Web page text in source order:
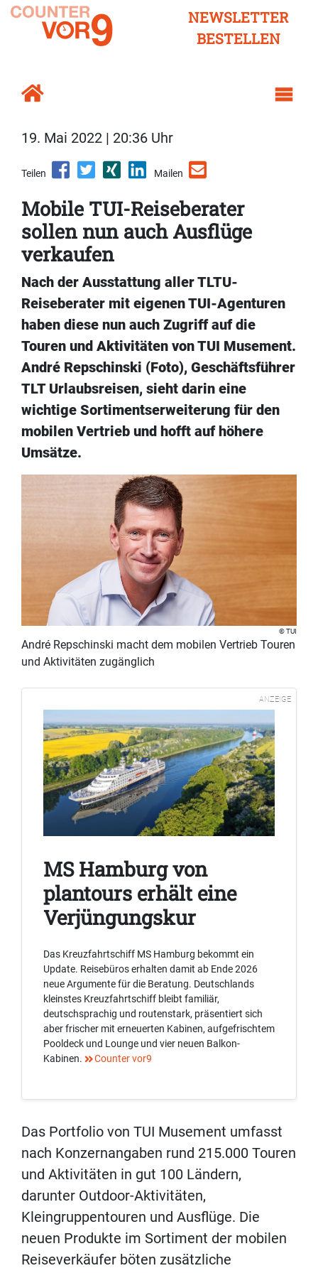
NEWSLETTER
BESTELLEN
19. Mai 2022 | 20:36 Uhr
Teilen Mailen
Mobile TUI-Reiseberater
sollen nun auch Ausflüge
verkaufen
Nach der Ausstattung aller TLTU-
Reiseberater mit eigenen TUI-Agenturen
haben diese nun auch Zugriff auf die
Touren und Aktivitäten von TUI Musement.
André Repschinski (Foto), Geschäftsführer
TLT Urlaubsreisen, sieht darin eine
wichtige Sortimentserweiterung für den
mobilen Vertrieb und hofft auf höhere
Umsätze.
TUI
André Repschinski macht dem mobilen Vertrieb Touren
und Aktivitäten zugänglich
ANZEIGE
MS Hamburg von
plantours erhält eine
Verjüngungskur
Das Kreuzfahrtschiff MS Hamburg bekommt ein
Update. Reisebüros erhalten damit ab Ende 2026
neue Argumente für die Beratung. Deutschlands
kleinstes Kreuzfahrtschiff bleibt familiär,
deutschsprachig und routenstark, präsentiert sich
aber frischer mit erneuerten Kabinen, aufgefrischtem
Pooldeck und Lounge und vier neuen Balkon-
Kabinen.
Counter vor9
Das Portfolio von TUI Musement umfasst
nach Konzernangaben rund 215.000 Touren
und Aktivitäten in gut 100 Ländern,
darunter Outdoor-Aktivitäten,
Kleingruppentouren und Ausflüge. Die
neuen Produkte im Sortiment der mobilen
Reiseverkäufer böten zusätzliche